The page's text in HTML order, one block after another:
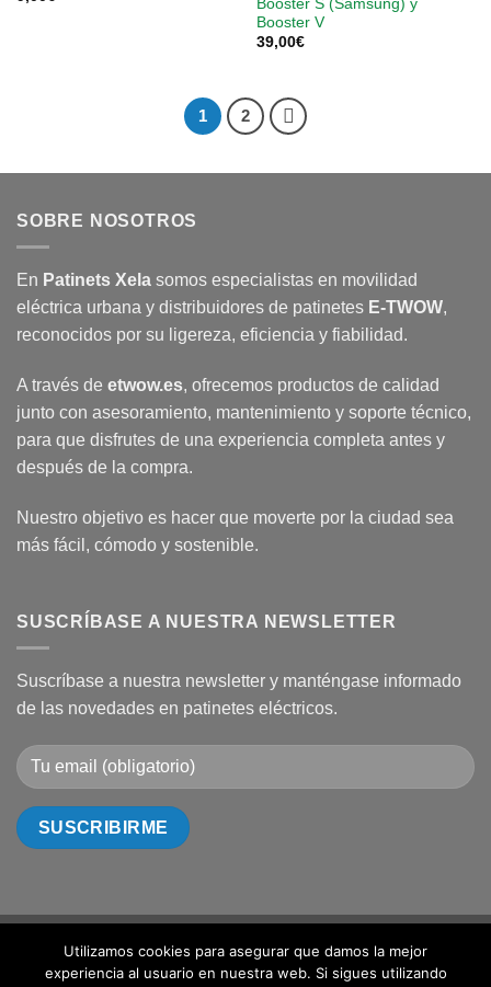
Booster S (Samsung) y
Booster V
39,00€
1 2
SOBRE NOSOTROS
En Patinets Xela somos especialistas en movilidad
eléctrica urbana y distribuidores de patinetes E-TWOW,
reconocidos por su ligereza, eficiencia y fiabilidad.
A través de etwow.es, ofrecemos productos de calidad
junto con asesoramiento, mantenimiento y soporte técnico,
para que disfrutes de una experiencia completa antes y
después de la compra.
Nuestro objetivo es hacer que moverte por la ciudad sea
más fácil, cómodo y sostenible.
SUSCRÍBASE A NUESTRA NEWSLETTER
Suscríbase a nuestra newsletter y manténgase informado
de las novedades en patinetes eléctricos.
Visa PayPal MasterCard
Cash
On
Bank
Transfer
Utilizamos cookies para asegurar que damos la mejor
experiencia al usuario en nuestra web. Si sigues utilizando